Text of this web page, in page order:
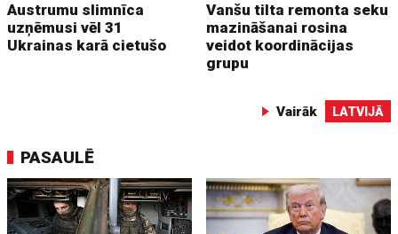
Austrumu slimnīca
uzņēmusi vēl 31
Ukrainas karā cietušo
Vanšu tilta remonta seku
mazināšanai rosina
veidot koordinācijas
grupu
Vairāk LATVIJĀ
PASAULĒ